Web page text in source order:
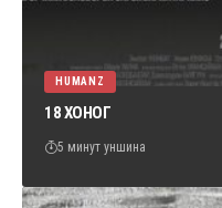
HUMANZ
18 ХОНОГ
5 минут уншина